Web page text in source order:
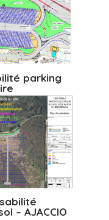
parking
– AJACCIO